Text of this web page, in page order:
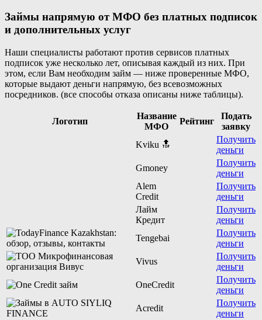
Займы напрямую от МФО без платных подписок
и дополнительных услуг
Наши специалисты работают против сервисов платных
подписок уже несколько лет, описывая каждый из них. При
этом, если Вам необходим займ — ниже проверенные МФО,
которые выдают деньги напрямую, без всевозможных
посредников. (все способы отказа описаны ниже таблицы).
Логотип
Название
МФО
Рейтинг
Подать
заявку
Kviku 🔝
Получить
деньги
Gmoney
Получить
деньги
Alem
Credit
Получить
деньги
Лайм
Кредит
Получить
деньги
Tengebai
Получить
деньги
Vivus
Получить
деньги
OneCredit
Получить
деньги
Acredit
Получить
деньги